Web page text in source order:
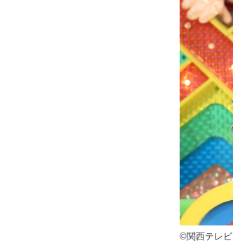
©関西テレビ